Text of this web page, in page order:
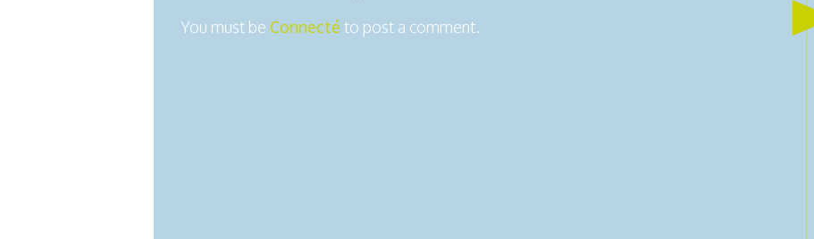
You must be Connecté to post a comment.